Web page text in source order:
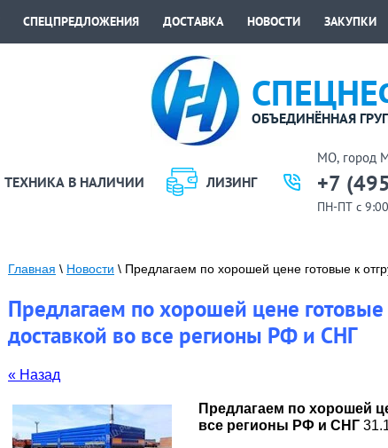
СПЕЦПРЕДЛОЖЕНИЯ ДОСТАВКА НОВОСТИ ЗАКУПКИ
ОБЪЕДИНЁННАЯ
ТЕХНИКА В НАЛИЧИИ ЛИЗИНГ
МО, город
+7
ПН-ПТ с
Главная \ Новости \ Предлагаем по хорошей цене готовые к
Предлагаем по хорошей цене
доставкой во все регионы РФ и СНГ
« Назад
Предлагаем по хорошей
все регионы РФ и СНГ